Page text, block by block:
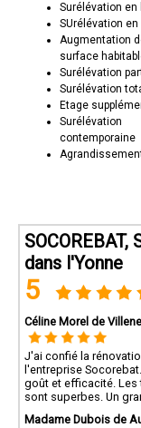
Surélévation en
SUrélévation en
Augmentation
surface
Surélévation
Surélévation
Etage
Surélévation
contemporaine
dans l'Yonne
5
Céline Morel de
J'ai confié la
l'entreprise
goût et efficacité. Les
sont superbes. Un
Madame Dubois de